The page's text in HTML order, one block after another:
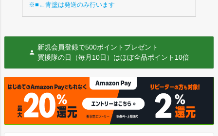
※■←青塗は発送のみ行います
新規会員登録で500ポイントプレゼント
買援隊の日（毎月10日）はほぼ全品ポイント10倍